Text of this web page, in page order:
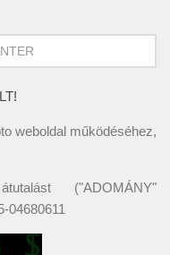
weboldal működéséhez,
("ADOMÁNY"
04680611